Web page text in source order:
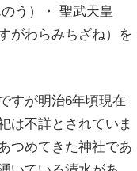
う）・ 聖武天皇
がわらみちざね）を
すが明治6年頃現在
は不詳とされていま
つめてきた神社であ